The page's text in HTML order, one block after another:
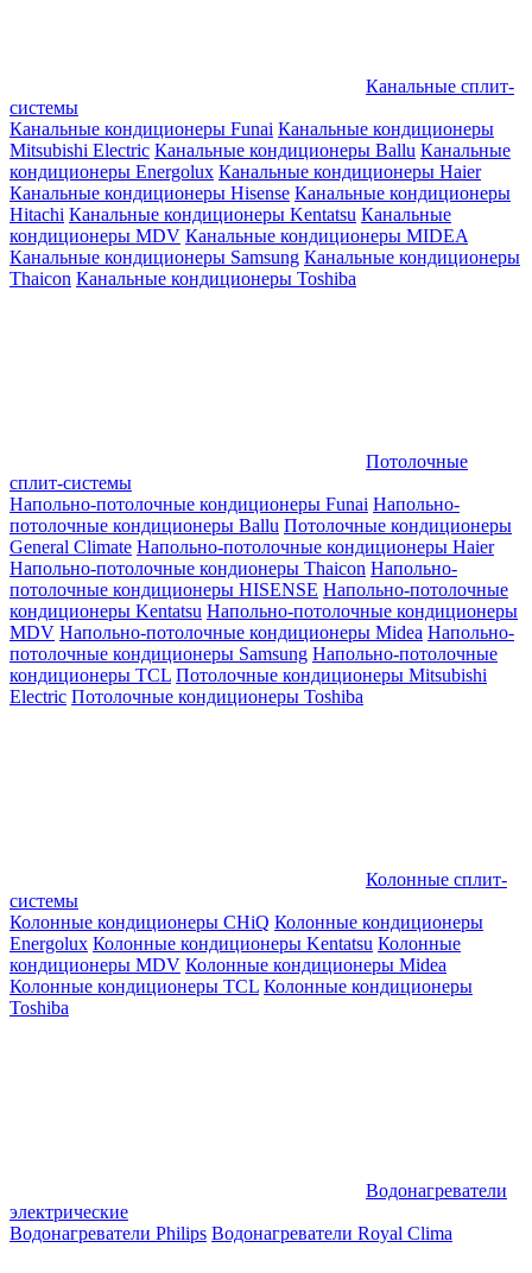
Канальные сплит-
системы
Канальные кондиционеры Funai Канальные кондиционеры
Mitsubishi Electric Канальные кондиционеры Ballu Канальные
кондиционеры Energolux Канальные кондиционеры Haier
Канальные кондиционеры Hisense Канальные кондиционеры
Hitachi Канальные кондиционеры Kentatsu Канальные
кондиционеры MDV Канальные кондиционеры MIDEA
Канальные кондиционеры Samsung Канальные кондиционеры
Thaicon Канальные кондиционеры Toshiba
Потолочные
сплит-системы
Напольно-потолочные кондиционеры Funai Напольно-
потолочные кондиционеры Ballu Потолочные кондиционеры
General Climate Напольно-потолочные кондиционеры Haier
Напольно-потолочные кондионеры Thaicon Напольно-
потолочные кондиционеры HISENSE Напольно-потолочные
кондиционеры Kentatsu Напольно-потолочные кондиционеры
MDV Напольно-потолочные кондиционеры Midea Напольно-
потолочные кондиционеры Samsung Напольно-потолочные
кондиционеры TCL Потолочные кондиционеры Mitsubishi
Electric Потолочные кондиционеры Toshiba
Колонные сплит-
системы
Колонные кондиционеры CHiQ Колонные кондиционеры
Energolux Колонные кондиционеры Kentatsu Колонные
кондиционеры MDV Колонные кондиционеры Midea
Колонные кондиционеры TCL Колонные кондиционеры
Toshiba
Водонагреватели
электрические
Водонагреватели Philips Водонагреватели Royal Clima